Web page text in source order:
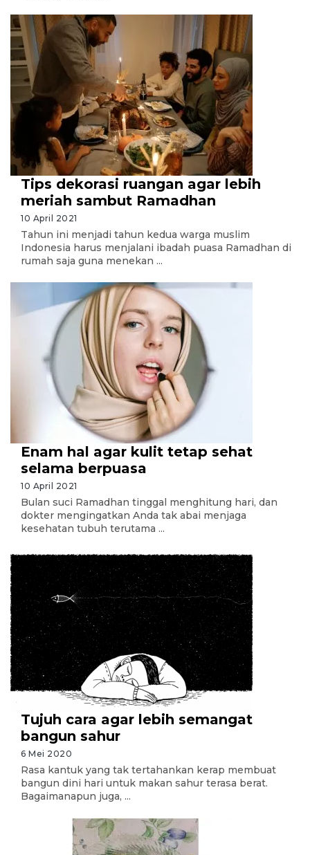
Tips dekorasi ruangan agar lebih
meriah sambut Ramadhan
10 April 2021
Tahun ini menjadi tahun kedua warga muslim
Indonesia harus menjalani ibadah puasa Ramadhan di
rumah saja guna menekan ...
Enam hal agar kulit tetap sehat
selama berpuasa
10 April 2021
Bulan suci Ramadhan tinggal menghitung hari, dan
dokter mengingatkan Anda tak abai menjaga
kesehatan tubuh terutama ...
Tujuh cara agar lebih semangat
bangun sahur
6 Mei 2020
Rasa kantuk yang tak tertahankan kerap membuat
bangun dini hari untuk makan sahur terasa berat.
Bagaimanapun juga, ...